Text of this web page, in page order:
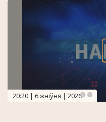
20:20 | 6 жніўня | 2026